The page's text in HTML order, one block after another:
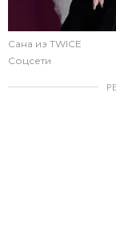
Сана из TWICE
Соцсети